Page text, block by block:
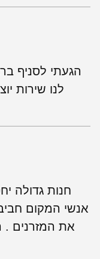
הגעתי לסניף
לנו שירות
חנות גדולה
אנשי המקום
את המזרנים .